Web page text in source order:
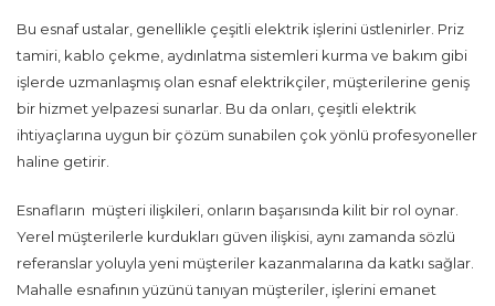
Bu esnaf ustalar, genellikle çeşitli elektrik işlerini üstlenirler. Priz
tamiri, kablo çekme, aydınlatma sistemleri kurma ve bakım gibi
işlerde uzmanlaşmış olan esnaf elektrikçiler, müşterilerine geniş
bir hizmet yelpazesi sunarlar. Bu da onları, çeşitli elektrik
ihtiyaçlarına uygun bir çözüm sunabilen çok yönlü profesyoneller
haline getirir.
Esnafların müşteri ilişkileri, onların başarısında kilit bir rol oynar.
Yerel müşterilerle kurdukları güven ilişkisi, aynı zamanda sözlü
referanslar yoluyla yeni müşteriler kazanmalarına da katkı sağlar.
Mahalle esnafının yüzünü tanıyan müşteriler, işlerini emanet